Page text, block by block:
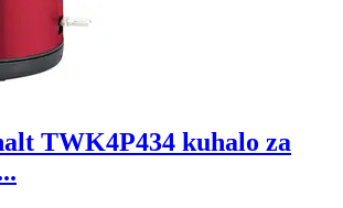
TWK4P434 kuhalo za